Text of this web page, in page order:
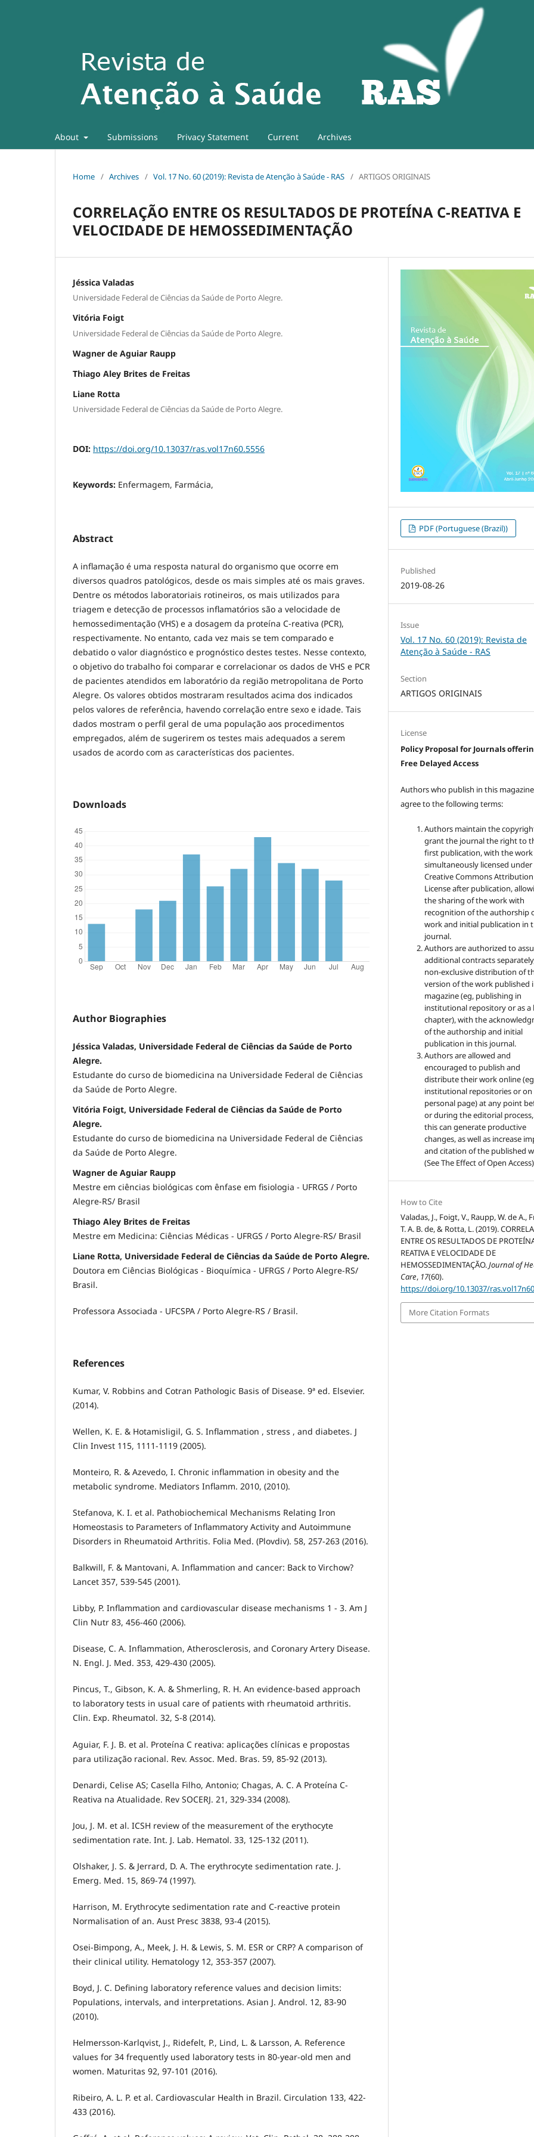
About Submissions Privacy Statement Current Archives
Home / Archives / Vol. 17 No. 60 (2019): Revista de Atenção à Saúde - RAS / ARTIGOS ORIGINAIS
CORRELAÇÃO ENTRE OS RESULTADOS DE PROTEÍNA C-REATIVA E
VELOCIDADE DE HEMOSSEDIMENTAÇÃO
Jéssica Valadas
Universidade Federal de Ciências da Saúde de Porto Alegre.
Vitória Foigt
Universidade Federal de Ciências da Saúde de Porto Alegre.
Wagner de Aguiar Raupp
Thiago Aley Brites de Freitas
Liane Rotta
Universidade Federal de Ciências da Saúde de Porto Alegre.
DOI: https://doi.org/10.13037/ras.vol17n60.5556
Keywords: Enfermagem, Farmácia,
Abstract
A inflamação é uma resposta natural do organismo que ocorre em
diversos quadros patológicos, desde os mais simples até os mais graves.
Dentre os métodos laboratoriais rotineiros, os mais utilizados para
triagem e detecção de processos inflamatórios são a velocidade de
hemossedimentação (VHS) e a dosagem da proteína C-reativa (PCR),
respectivamente. No entanto, cada vez mais se tem comparado e
debatido o valor diagnóstico e prognóstico destes testes. Nesse contexto,
o objetivo do trabalho foi comparar e correlacionar os dados de VHS e PCR
de pacientes atendidos em laboratório da região metropolitana de Porto
Alegre. Os valores obtidos mostraram resultados acima dos indicados
pelos valores de referência, havendo correlação entre sexo e idade. Tais
dados mostram o perfil geral de uma população aos procedimentos
empregados, além de sugerirem os testes mais adequados a serem
usados de acordo com as características dos pacientes.
Downloads
Author Biographies
Jéssica Valadas, Universidade Federal de Ciências da Saúde de Porto
Alegre.
Estudante do curso de biomedicina na Universidade Federal de Ciências
da Saúde de Porto Alegre.
Vitória Foigt, Universidade Federal de Ciências da Saúde de Porto
Alegre.
Estudante do curso de biomedicina na Universidade Federal de Ciências
da Saúde de Porto Alegre.
Wagner de Aguiar Raupp
Mestre em ciências biológicas com ênfase em fisiologia - UFRGS / Porto
Alegre-RS/ Brasil
Thiago Aley Brites de Freitas
Mestre em Medicina: Ciências Médicas - UFRGS / Porto Alegre-RS/ Brasil
Liane Rotta, Universidade Federal de Ciências da Saúde de Porto Alegre.
Doutora em Ciências Biológicas - Bioquímica - UFRGS / Porto Alegre-RS/
Brasil.
Professora Associada - UFCSPA / Porto Alegre-RS / Brasil.
References
Kumar, V. Robbins and Cotran Pathologic Basis of Disease. 9ª ed. Elsevier.
(2014).
Wellen, K. E. & Hotamisligil, G. S. Inflammation , stress , and diabetes. J
Clin Invest 115, 1111-1119 (2005).
Monteiro, R. & Azevedo, I. Chronic inflammation in obesity and the
metabolic syndrome. Mediators Inflamm. 2010, (2010).
Stefanova, K. I. et al. Pathobiochemical Mechanisms Relating Iron
Homeostasis to Parameters of Inflammatory Activity and Autoimmune
Disorders in Rheumatoid Arthritis. Folia Med. (Plovdiv). 58, 257-263 (2016).
Balkwill, F. & Mantovani, A. Inflammation and cancer: Back to Virchow?
Lancet 357, 539-545 (2001).
Libby, P. Inflammation and cardiovascular disease mechanisms 1 - 3. Am J
Clin Nutr 83, 456-460 (2006).
Disease, C. A. Inflammation, Atherosclerosis, and Coronary Artery Disease.
N. Engl. J. Med. 353, 429-430 (2005).
Pincus, T., Gibson, K. A. & Shmerling, R. H. An evidence-based approach
to laboratory tests in usual care of patients with rheumatoid arthritis.
Clin. Exp. Rheumatol. 32, S-8 (2014).
Aguiar, F. J. B. et al. Proteína C reativa: aplicações clínicas e propostas
para utilização racional. Rev. Assoc. Med. Bras. 59, 85-92 (2013).
Denardi, Celise AS; Casella Filho, Antonio; Chagas, A. C. A Proteína C-
Reativa na Atualidade. Rev SOCERJ. 21, 329-334 (2008).
Jou, J. M. et al. ICSH review of the measurement of the erythocyte
sedimentation rate. Int. J. Lab. Hematol. 33, 125-132 (2011).
Olshaker, J. S. & Jerrard, D. A. The erythrocyte sedimentation rate. J.
Emerg. Med. 15, 869-74 (1997).
Harrison, M. Erythrocyte sedimentation rate and C-reactive protein
Normalisation of an. Aust Presc 3838, 93-4 (2015).
Osei-Bimpong, A., Meek, J. H. & Lewis, S. M. ESR or CRP? A comparison of
their clinical utility. Hematology 12, 353-357 (2007).
Boyd, J. C. Defining laboratory reference values and decision limits:
Populations, intervals, and interpretations. Asian J. Androl. 12, 83-90
(2010).
Helmersson-Karlqvist, J., Ridefelt, P., Lind, L. & Larsson, A. Reference
values for 34 frequently used laboratory tests in 80-year-old men and
women. Maturitas 92, 97-101 (2016).
Ribeiro, A. L. P. et al. Cardiovascular Health in Brazil. Circulation 133, 422-
433 (2016).
PDF (Portuguese (Brazil))
Published
2019-08-26
Issue
Vol. 17 No. 60 (2019): Revista de
Atenção à Saúde - RAS
Section
ARTIGOS ORIGINAIS
License
Policy Proposal for Journals
Free Delayed Access
Authors who publish in this magazine
agree to the following terms:
Authors maintain the
grant the journal the right to
first publication, with the work
simultaneously licensed under
Creative Commons Attribution
License after publication,
the sharing of the work with
recognition of the authorship
work and initial publication in
journal.
Authors are authorized to
additional contracts
non-exclusive distribution of
version of the work published
magazine (eg, publishing in
institutional repository or as a
chapter), with the
of the authorship and initial
publication in this journal.
Authors are allowed and
encouraged to publish and
distribute their work online
institutional repositories or
personal page) at any point
or during the editorial
this can generate productive
changes, as well as increase
and citation of the published
(See The Effect of Open
How to Cite
Valadas, J., Foigt, V., Raupp, W. de A.,
T. A. B. de, & Rotta, L. (2019).
ENTRE OS RESULTADOS DE
REATIVA E VELOCIDADE DE
HEMOSSEDIMENTAÇÃO.Journal of
Care, 17(60).
https://doi.org/10.13037/
More Citation Formats